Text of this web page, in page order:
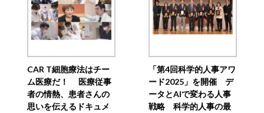
CAR T細胞療法はチー
ム医療だ！ 医療従事
者の情熱、患者さんの
思いを伝えるドキュメ
「第4回科学的人事アワ
ード2025」を開催 デ
ータとAIで変わる人事
戦略 科学的人事の最